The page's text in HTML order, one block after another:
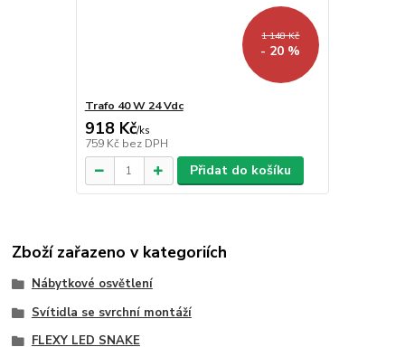
1 148 Kč
- 20 %
Trafo 40 W 24 Vdc
918 Kč/ks
759 Kč bez DPH
Přidat do košíku
Zboží zařazeno v kategoriích
Nábytkové osvětlení
Svítidla se svrchní montáží
FLEXY LED SNAKE